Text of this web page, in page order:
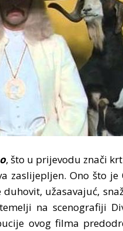
, što u prijevodu znači
zaslijepljen. Ono što je
užasavajuć,
na scenografiji
ovog filma